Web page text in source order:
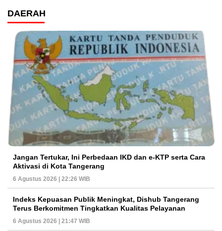
DAERAH
Jangan Tertukar, Ini Perbedaan IKD dan e-KTP serta Cara
Aktivasi di Kota Tangerang
6 Agustus 2026 | 22:26 WIB
Indeks Kepuasan Publik Meningkat, Dishub Tangerang
Terus Berkomitmen Tingkatkan Kualitas Pelayanan
6 Agustus 2026 | 21:47 WIB